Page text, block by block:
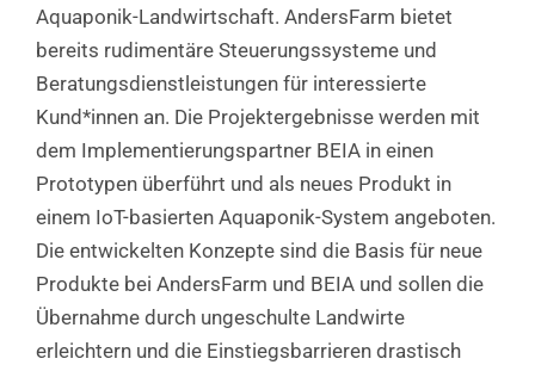
Aquaponik-Landwirtschaft. AndersFarm bietet
bereits rudimentäre Steuerungssysteme und
Beratungsdienstleistungen für interessierte
Kund*innen an. Die Projektergebnisse werden mit
dem Implementierungspartner BEIA in einen
Prototypen überführt und als neues Produkt in
einem IoT-basierten Aquaponik-System angeboten.
Die entwickelten Konzepte sind die Basis für neue
Produkte bei AndersFarm und BEIA und sollen die
Übernahme durch ungeschulte Landwirte
erleichtern und die Einstiegsbarrieren drastisch